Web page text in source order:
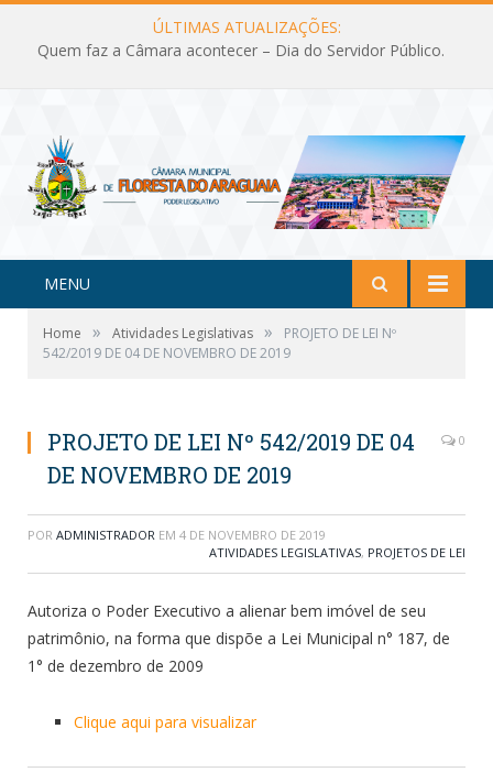
ÚLTIMAS ATUALIZAÇÕES:
Quem faz a Câmara acontecer – Dia do Servidor Público.
MENU
Home » Atividades Legislativas »
PROJETO DE LEI Nº
542/2019 DE 04 DE NOVEMBRO DE 2019
PROJETO DE LEI Nº 542/2019 DE 04
DE NOVEMBRO DE 2019
0
POR ADMINISTRADOR EM 4 DE NOVEMBRO DE 2019
ATIVIDADES LEGISLATIVAS, PROJETOS DE LEI
Autoriza o Poder Executivo a alienar bem imóvel de seu
patrimônio, na forma que dispõe a Lei Municipal n° 187, de
1° de dezembro de 2009
Clique aqui para visualizar